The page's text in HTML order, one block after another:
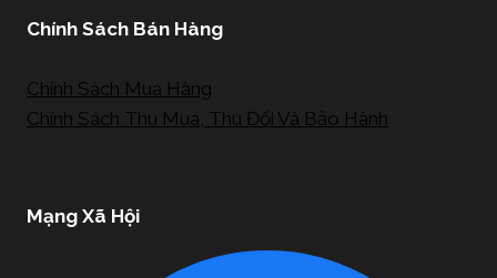
Chính Sách Bán Hàng
Chính Sách Mua Hàng
Chính Sách Thu Mua, Thu Đổi Và Bảo Hành
Mạng Xã Hội